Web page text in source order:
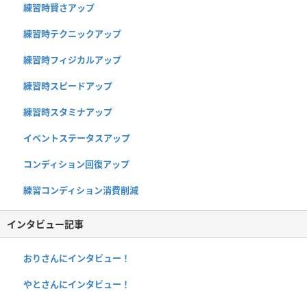
練習時賢さアップ
練習時テクニックアップ
練習時フィジカルアップ
練習時スピードアップ
練習時スタミナアップ
イベントステータスアップ
コンディション回復アップ
練習コンディション消費削減
インタビュー記事
おりさんにインタビュー！
やとさんにインタビュー！